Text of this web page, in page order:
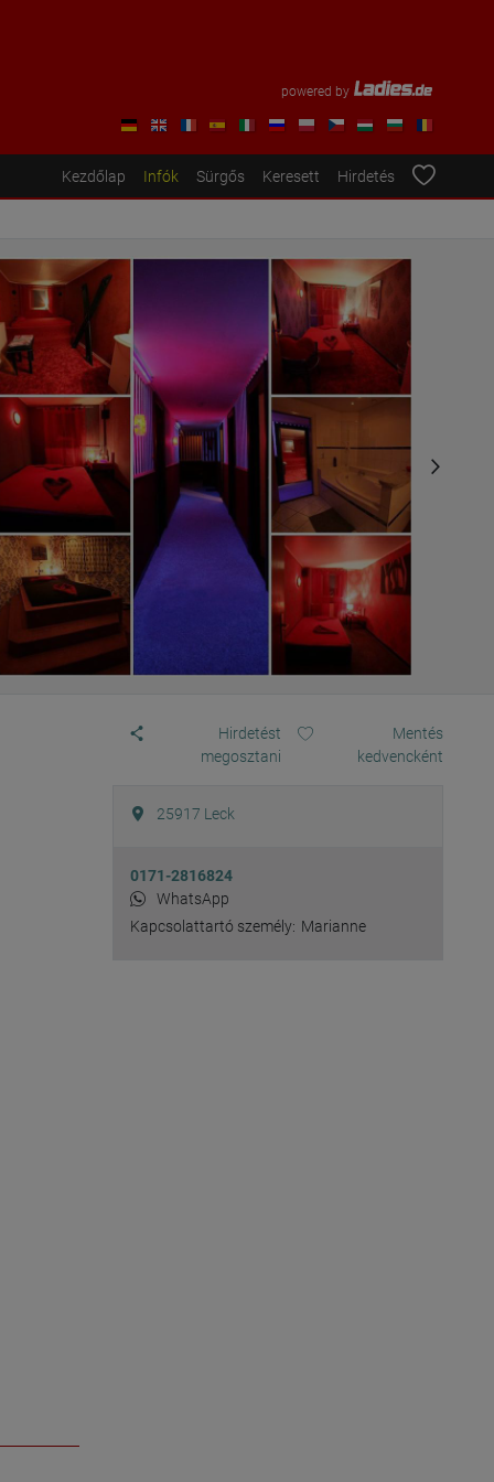
powered by
Kezdőlap Infók Sürgős Keresett Hirdetés
Hirdetést
megosztani
Mentés
kedvencként
25917 Leck
0171-2816824
WhatsApp
Kapcsolattartó személy: Marianne